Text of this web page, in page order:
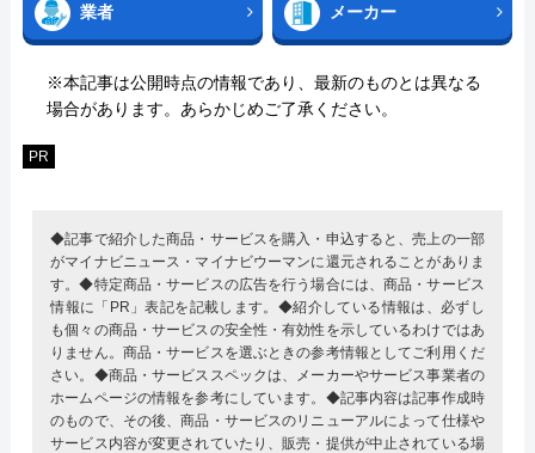
業者 メーカー
※本記事は公開時点の情報であり、最新のものとは異なる
場合があります。あらかじめご了承ください。
PR
◆記事で紹介した商品・サービスを購入・申込すると、売上の一部
がマイナビニュース・マイナビウーマンに還元されることがありま
す。◆特定商品・サービスの広告を行う場合には、商品・サービス
情報に「PR」表記を記載します。◆紹介している情報は、必ずし
も個々の商品・サービスの安全性・有効性を示しているわけではあ
りません。商品・サービスを選ぶときの参考情報としてご利用くだ
さい。◆商品・サービススペックは、メーカーやサービス事業者の
ホームページの情報を参考にしています。◆記事内容は記事作成時
のもので、その後、商品・サービスのリニューアルによって仕様や
サービス内容が変更されていたり、販売・提供が中止されている場